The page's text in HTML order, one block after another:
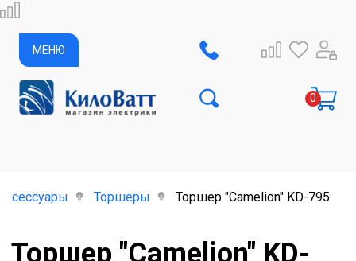
МЕНЮ
Торшеры Торшер "Camelion" KD-795
Торшер "Camelion" KD-